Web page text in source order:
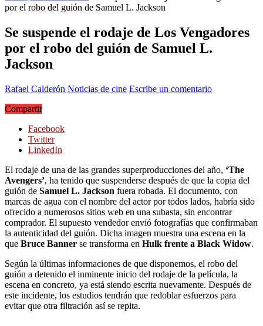
por el robo del guión de Samuel L. Jackson
Se suspende el rodaje de Los Vengadores
por el robo del guión de Samuel L.
Jackson
Rafael Calderón Noticias de cine Escribe un comentario
Compartir
Facebook
Twitter
LinkedIn
El rodaje de una de las grandes superproducciones del año, ‘The
Avengers’, ha tenido que suspenderse después de que la copia del
guión de Samuel L. Jackson fuera robada. El documento, con
marcas de agua con el nombre del actor por todos lados, habría sido
ofrecido a numerosos sitios web en una subasta, sin encontrar
comprador. El supuesto vendedor envió fotografías que confirmaban
la autenticidad del guión. Dicha imagen muestra una escena en la
que Bruce Banner se transforma en Hulk frente a Black Widow.
Según la últimas informaciones de que disponemos, el robo del
guión a detenido el inminente inicio del rodaje de la película, la
escena en concreto, ya está siendo escrita nuevamente. Después de
este incidente, los estudios tendrán que redoblar esfuerzos para
evitar que otra filtración así se repita.